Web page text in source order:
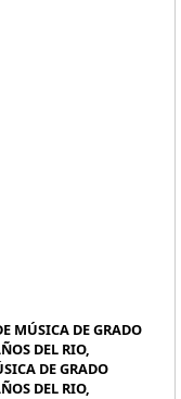
MÚSICA DE GRADO
DEL RIO,
DE GRADO
DEL RIO,